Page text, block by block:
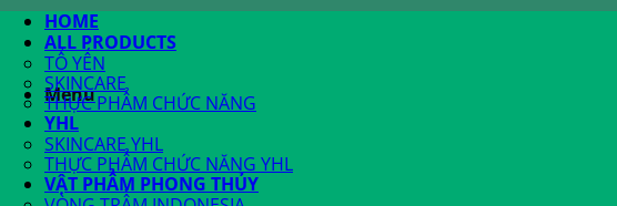
Menu
HOME
ALL PRODUCTS
TỔ YẾN
SKINCARE
THỰC PHẨM CHỨC NĂNG
YHL
SKINCARE YHL
THỰC PHẨM CHỨC NĂNG YHL
VẬT PHẨM PHONG THỦY